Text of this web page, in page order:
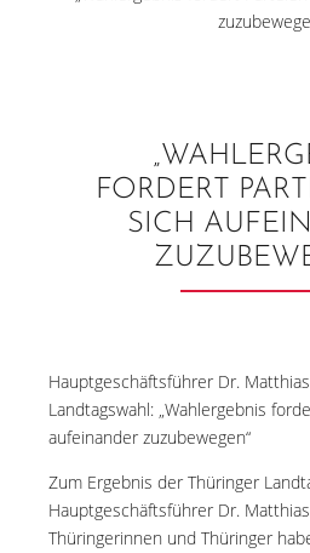
FORDERT
SICH
Hauptgeschäftsführer Dr.
Landtagswahl: „Wahlergebnis
aufeinander zuzubewegen“
Zum Ergebnis der Thüringer
Hauptgeschäftsführer Dr.
Thüringerinnen und Thüringer